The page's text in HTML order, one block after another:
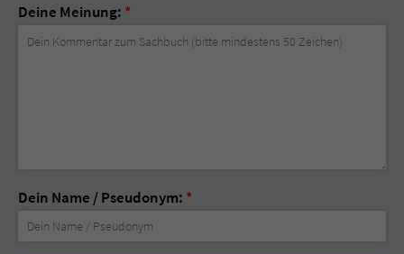
Deine Meinung: *
Dein Name / Pseudonym: *